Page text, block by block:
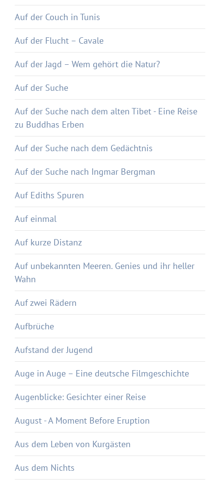
Auf der Couch in Tunis
Auf der Flucht – Cavale
Auf der Jagd – Wem gehört die Natur?
Auf der Suche
Auf der Suche nach dem alten Tibet - Eine Reise
zu Buddhas Erben
Auf der Suche nach dem Gedächtnis
Auf der Suche nach Ingmar Bergman
Auf Ediths Spuren
Auf einmal
Auf kurze Distanz
Auf unbekannten Meeren. Genies und ihr heller
Wahn
Auf zwei Rädern
Aufbrüche
Aufstand der Jugend
Auge in Auge – Eine deutsche Filmgeschichte
Augenblicke: Gesichter einer Reise
August - A Moment Before Eruption
Aus dem Leben von Kurgästen
Aus dem Nichts